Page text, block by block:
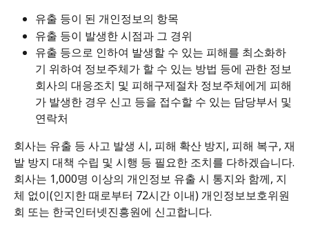
유출 등이 된 개인정보의 항목
유출 등이 발생한 시점과 그 경위
유출 등으로 인하여 발생할 수 있는 피해를 최소화하
기 위하여 정보주체가 할 수 있는 방법 등에 관한 정보
회사의 대응조치 및 피해구제절차 정보주체에게 피해
가 발생한 경우 신고 등을 접수할 수 있는 담당부서 및
연락처
회사는 유출 등 사고 발생 시, 피해 확산 방지, 피해 복구, 재
발 방지 대책 수립 및 시행 등 필요한 조치를 다하겠습니다.
회사는 1,000명 이상의 개인정보 유출 시 통지와 함께, 지
체 없이(인지한 때로부터 72시간 이내) 개인정보보호위원
회 또는 한국인터넷진흥원에 신고합니다.